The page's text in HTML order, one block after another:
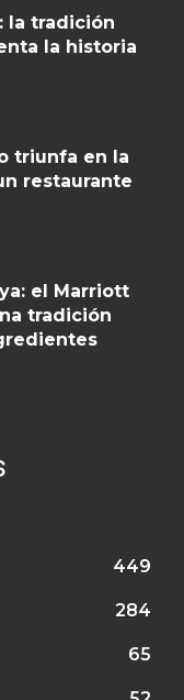
la tradición
la historia
triunfa en la
restaurante
el Marriott
tradición
449
284
65